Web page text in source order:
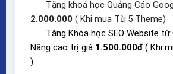
Tặng khoá học Quảng Cáo
2.000.000 ( Khi mua Từ 5 Theme)
Tặng Khóa học SEO Website từ
Nâng cao trị giá 1.500.000đ ( Khi
)